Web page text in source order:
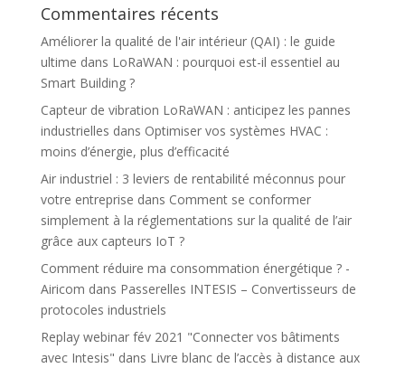
Commentaires récents
Améliorer la qualité de l'air intérieur (QAI) : le guide
ultime dans LoRaWAN : pourquoi est-il essentiel au
Smart Building ?
Capteur de vibration LoRaWAN : anticipez les pannes
industrielles dans Optimiser vos systèmes HVAC :
moins d’énergie, plus d’efficacité
Air industriel : 3 leviers de rentabilité méconnus pour
votre entreprise dans Comment se conformer
simplement à la réglementations sur la qualité de l’air
grâce aux capteurs IoT ?
Comment réduire ma consommation énergétique ? -
Airicom dans Passerelles INTESIS – Convertisseurs de
protocoles industriels
Replay webinar fév 2021 "Connecter vos bâtiments
avec Intesis" dans Livre blanc de l’accès à distance aux